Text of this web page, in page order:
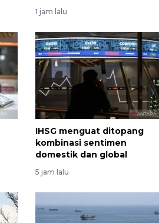
1 jam lalu
IHSG menguat ditopang
kombinasi sentimen
domestik dan global
5 jam lalu